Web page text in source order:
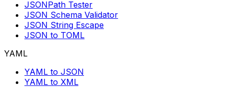
JSONPath Tester
JSON Schema Validator
JSON String Escape
JSON to TOML
YAML
YAML to JSON
YAML to XML